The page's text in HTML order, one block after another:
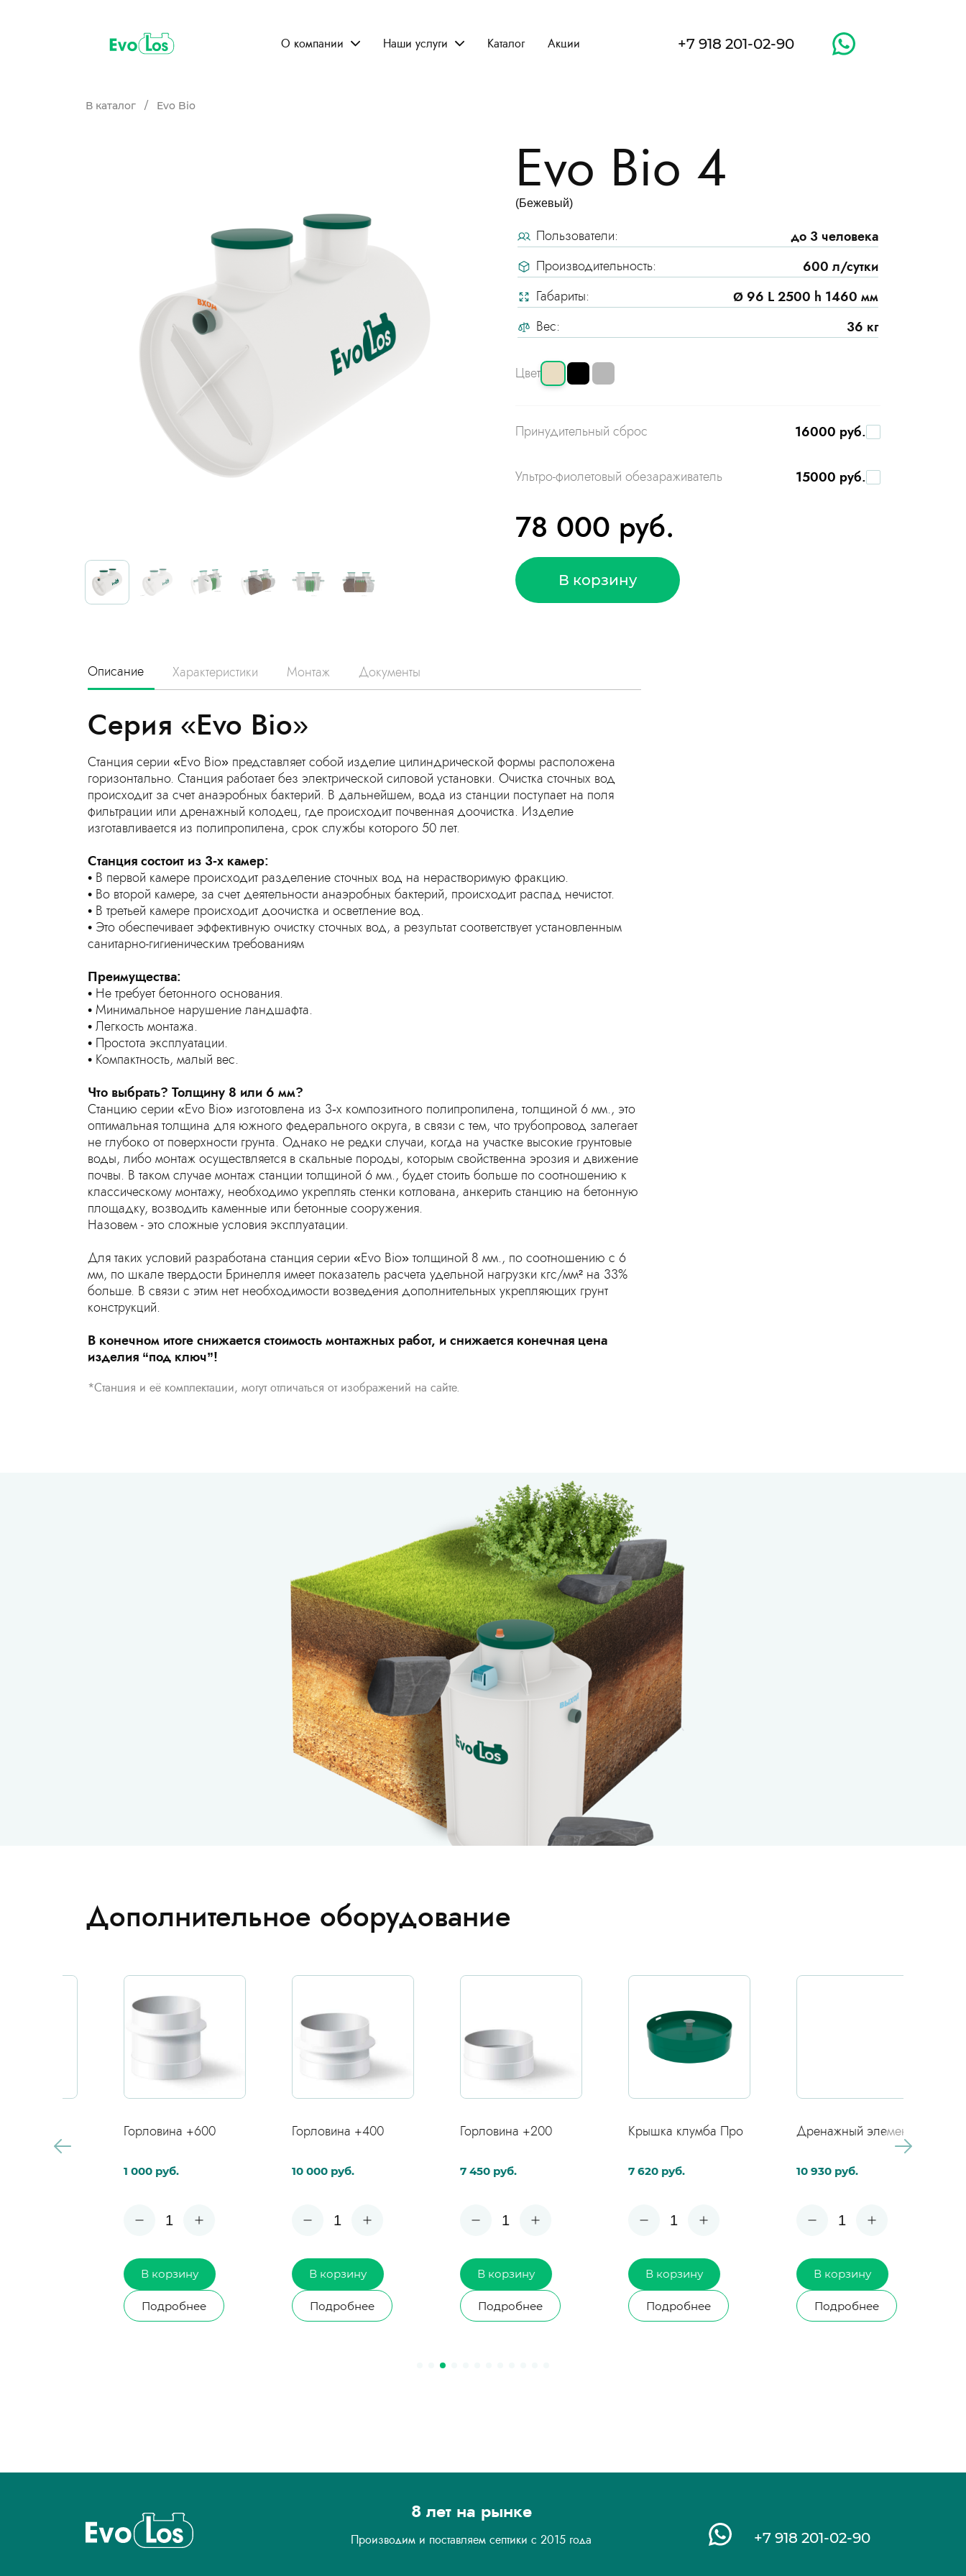
О компании Наши услуги Каталог Акции +7 918 201-02-90
В каталог / Evo Bio
Evo Bio 4
(Бежевый)
Пользователи:
до 3 человека
Производительность:
600 л/сутки
Габариты:
Ø 96 L 2500 h 1460 мм
Вес:
36 кг
Цвет
Принудительный сброс 16000 руб.
Ультро-фиолетовый обезараживатель 15000 руб.
78 000 руб.
В корзину
Описание Характеристики Монтаж Документы
Серия «Evo Bio»
Станция серии «Evo Bio» представляет собой изделие цилиндрической формы расположена
горизонтально. Станция работает без электрической силовой установки. Очистка сточных вод
происходит за счет анаэробных бактерий. В дальнейшем, вода из станции поступает на поля
фильтрации или дренажный колодец, где происходит почвенная доочистка. Изделие
изготавливается из полипропилена, срок службы которого 50 лет.
Станция состоит из 3‑х камер:
В первой камере происходит разделение сточных вод на нерастворимую фракцию.
Во второй камере, за счет деятельности анаэробных бактерий, происходит распад нечистот.
В третьей камере происходит доочистка и осветление вод.
Это обеспечивает эффективную очистку сточных вод, а результат соответствует установленным
санитарно-гигиеническим требованиям
Преимущества:
Не требует бетонного основания.
Минимальное нарушение ландшафта.
Легкость монтажа.
Простота эксплуатации.
Компактность, малый вес.
Что выбрать? Толщину 8 или 6 мм?
Станцию серии «Evo Bio» изготовлена из 3‑х композитного полипропилена, толщиной 6 мм., это
оптимальная толщина для южного федерального округа, в связи с тем, что трубопровод залегает
не глубоко от поверхности грунта. Однако не редки случаи, когда на участке высокие грунтовые
воды, либо монтаж осуществляется в скальные породы, которым свойственна эрозия и движение
почвы. В таком случае монтаж станции толщиной 6 мм., будет стоить больше по соотношению к
классическому монтажу, необходимо укреплять стенки котлована, анкерить станцию на бетонную
площадку, возводить каменные или бетонные сооружения.
Назовем - это сложные условия эксплуатации.
Для таких условий разработана станция серии «Evo Bio» толщиной 8 мм., по соотношению с 6
мм, по шкале твердости Бринелля имеет показатель расчета удельной нагрузки кгс/мм² на 33%
больше. В связи с этим нет необходимости возведения дополнительных укрепляющих грунт
конструкций.
В конечном итоге снижается стоимость монтажных работ, и снижается конечная цена
изделия “под ключ”!
*Станция и её комплектации, могут отличаться от изображений на сайте.
с выбором?
участка септик!
Дополнительное оборудование
Горловина +600
1 000 руб.
В корзину
Подробнее
Горловина +400
10 000 руб.
В корзину
Подробнее
Горловина +200
7 450 руб.
В корзину
Подробнее
Крышка клумба Про
7 620 руб.
В корзину
Подробнее
Дренажный элемент
10 930 руб.
В корзину
Подробнее
8 лет на рынке
Производим и поставляем септики с 2015 года +7 918 201-02-90